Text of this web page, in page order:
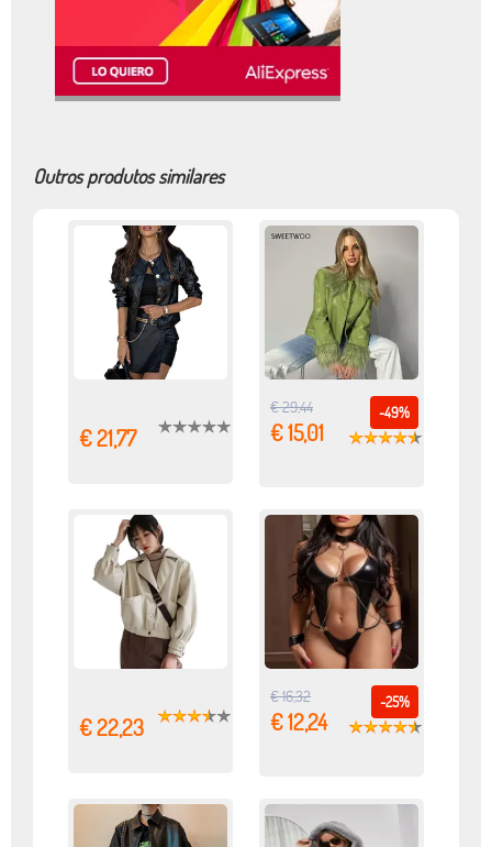
Outros produtos similares
€ 21,77
-49%
€ 29,44
€ 15,01
€ 22,23
-25%
€ 16,32
€ 12,24